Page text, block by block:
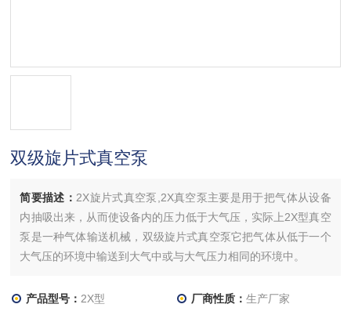
双级旋片式真空泵
简要描述： 2X旋片式真空泵,2X真空泵主要是用于把气体从设备
内抽吸出来，从而使设备内的压力低于大气压，实际上2X型真空
泵是一种气体输送机械，双级旋片式真空泵它把气体从低于一个
大气压的环境中输送到大气中或与大气压力相同的环境中。
产品型号： 2X型 厂商性质： 生产厂家